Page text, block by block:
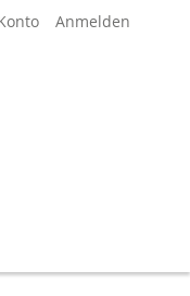
Anmelden